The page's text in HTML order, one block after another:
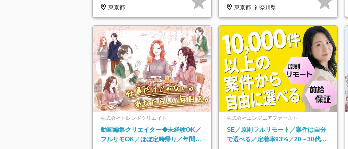
東京都
東京都_神奈川県
株式会社トレンドクリエイト
動画編集クリエイター◆未経験OK／
フルリモOK／ほぼ定時帰り／年間休
株式会社エンジニアファースト
SE／原則フルリモート／案件は自分
で選べる／定着率93%／20～30代活